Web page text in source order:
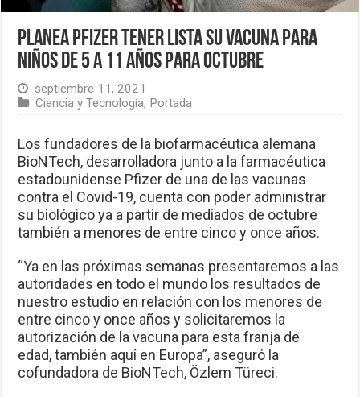
Planea Pfizer tener lista su vacuna para
niños de 5 a 11 años para octubre
septiembre 11, 2021
Ciencia y Tecnología, Portada
Los fundadores de la biofarmacéutica alemana
BioNTech, desarrolladora junto a la farmacéutica
estadounidense Pfizer de una de las vacunas
contra el Covid-19, cuenta con poder administrar
su biológico ya a partir de mediados de octubre
también a menores de entre cinco y once años.
“Ya en las próximas semanas presentaremos a las
autoridades en todo el mundo los resultados de
nuestro estudio en relación con los menores de
entre cinco y once años y solicitaremos la
autorización de la vacuna para esta franja de
edad, también aquí en Europa”, aseguró la
cofundadora de BioNTech, Özlem Türeci.